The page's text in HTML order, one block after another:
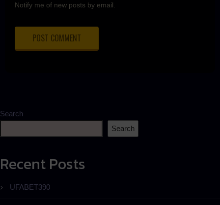
Notify me of new posts by email.
Search
Search
Recent Posts
UFABET390